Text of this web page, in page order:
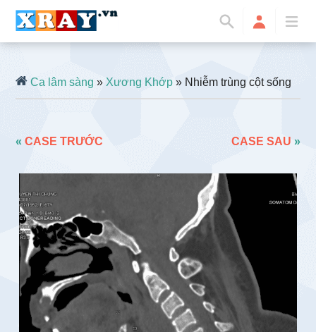
Ca lâm sàng »Xương Khớp » Nhiễm trùng cột sống
«CASE TRƯỚC CASE SAU »